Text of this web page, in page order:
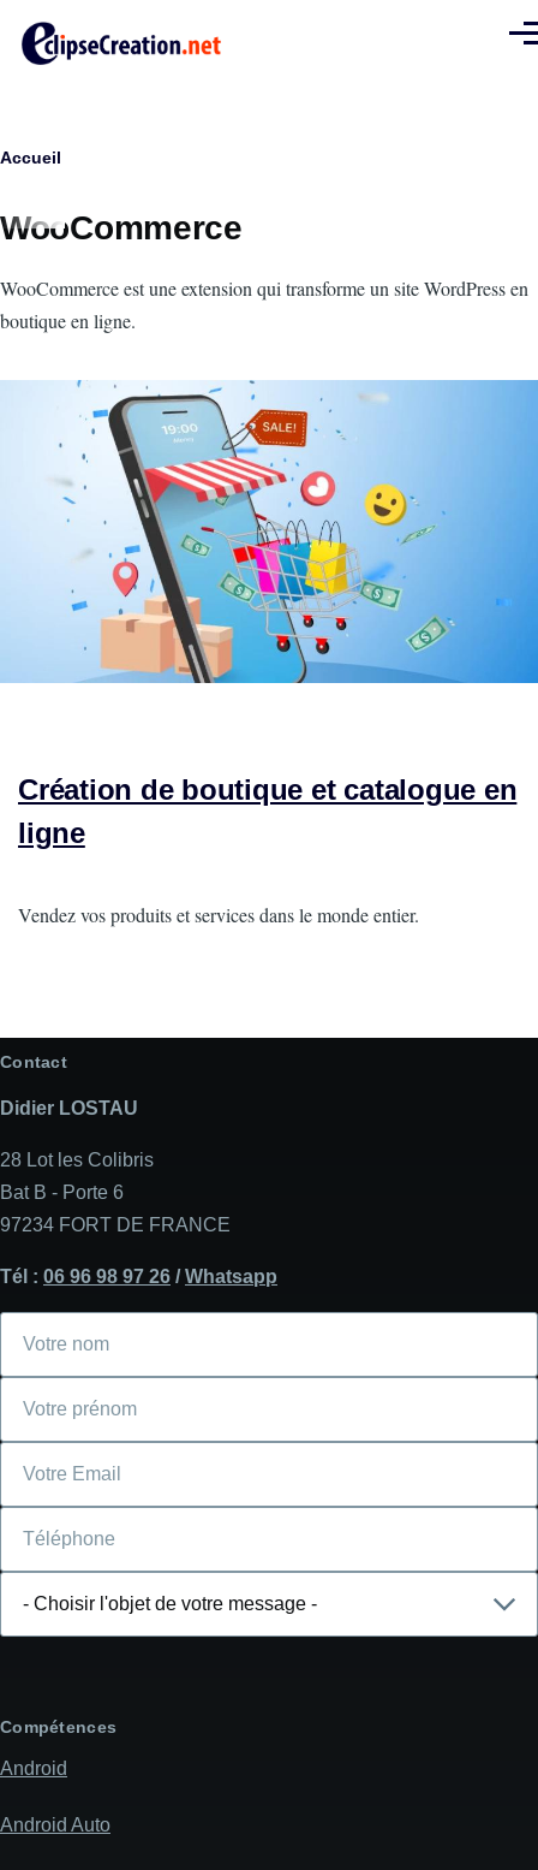
Fil
Accueil
WooCommerce
Intro
WooCommerce est une extension qui transforme un site WordPress en
boutique en ligne.
Création de boutique et catalogue en
ligne
Intro
Vendez vos produits et services dans le monde entier.
Contact
Didier LOSTAU
28 Lot les Colibris
Bat B - Porte 6
97234 FORT DE FRANCE
Tél : 06 96 98 97 26 / Whatsapp
message
Compétences
Android
Android Auto